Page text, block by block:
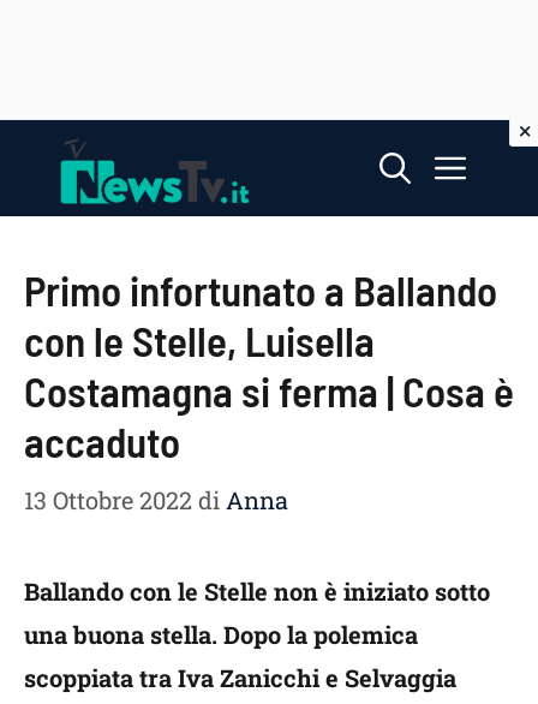
contenuto
Menu
Primo infortunato a Ballando
con le Stelle, Luisella
Costamagna si ferma | Cosa è
accaduto
13 Ottobre 2022di Anna
Ballando con le Stelle non è iniziato sotto
una buona stella. Dopo la polemica
scoppiata tra Iva Zanicchi e Selvaggia